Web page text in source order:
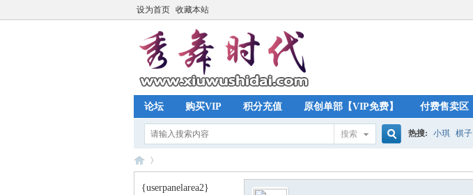
设为首页 收藏本站
论坛 购买VIP 积分充值 原创单部【VIP免费】 付费售卖区
搜索 热搜: 小琪 棋子
{userpanelarea2}